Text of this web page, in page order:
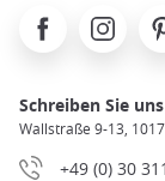
FacebookInstagram
Schreiben Sie uns
Wallstraße 9-13,
+49 (0) 30